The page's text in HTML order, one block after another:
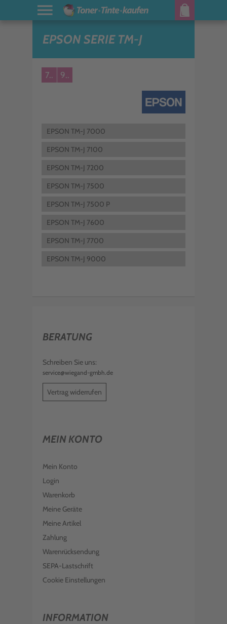
EPSON SERIE TM-J
7.. 9..
EPSON TM-J 7000
EPSON TM-J 7100
EPSON TM-J 7200
EPSON TM-J 7500
EPSON TM-J 7500 P
EPSON TM-J 7600
EPSON TM-J 7700
EPSON TM-J 9000
BERATUNG
Schreiben Sie uns:
service@wiegand-gmbh.de
Vertrag widerrufen
MEIN KONTO
Mein Konto
Login
Warenkorb
Meine Geräte
Meine Artikel
Zahlung
Warenrücksendung
SEPA-Lastschrift
Cookie Einstellungen
INFORMATION